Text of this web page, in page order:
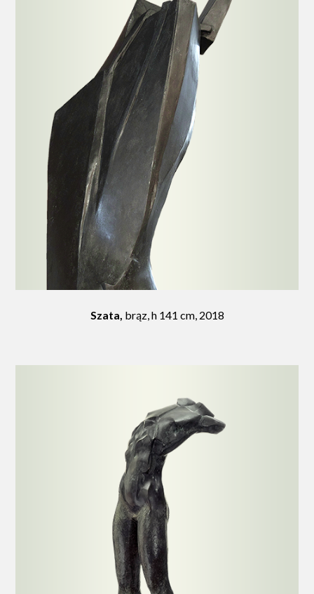
Szata, brąz, h 141 cm, 2018